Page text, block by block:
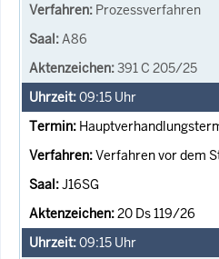
Prozessverfahren
A86
391 C 205/25
09:15 Uhr
Verfahren vor dem
J16SG
20 Ds 119/26
09:15 Uhr